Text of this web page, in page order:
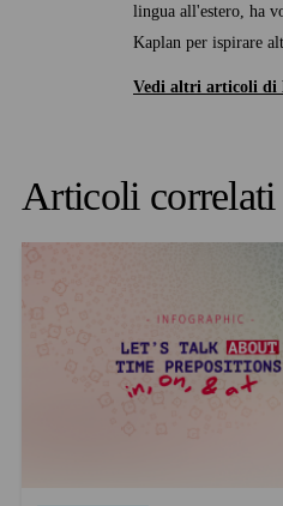
lingua all'estero, ha
Kaplan per ispirare
Vedi altri articoli di
Articoli correlati